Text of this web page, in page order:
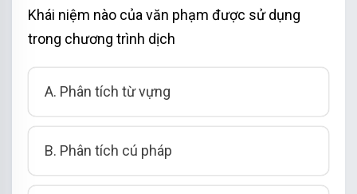
Khái niệm nào của văn phạm được sử dụng
trong chương trình dịch
A. Phân tích từ vựng
B. Phân tích cú pháp